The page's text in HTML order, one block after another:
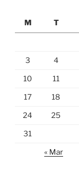
M
T
3 4
10 11
17 18
24 25
31
« Mar